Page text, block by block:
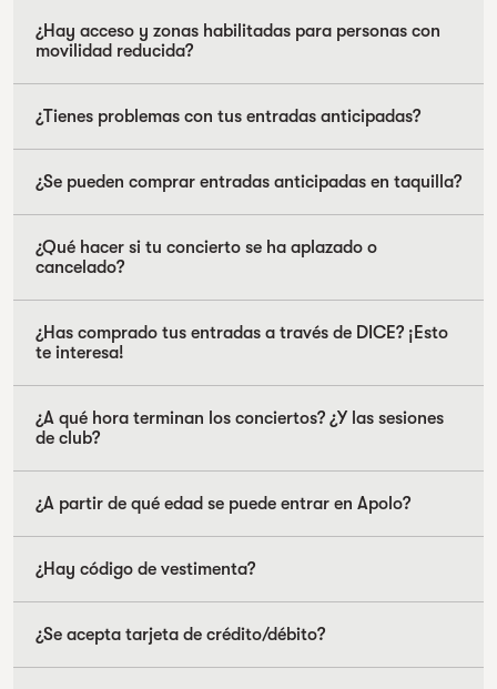
¿Hay acceso y zonas habilitadas para personas con
movilidad reducida?
¿Tienes problemas con tus entradas anticipadas?
¿Se pueden comprar entradas anticipadas en taquilla?
¿Qué hacer si tu concierto se ha aplazado o
cancelado?
¿Has comprado tus entradas a través de DICE? ¡Esto
te interesa!
¿A qué hora terminan los conciertos? ¿Y las sesiones
de club?
¿A partir de qué edad se puede entrar en Apolo?
¿Hay código de vestimenta?
¿Se acepta tarjeta de crédito/débito?